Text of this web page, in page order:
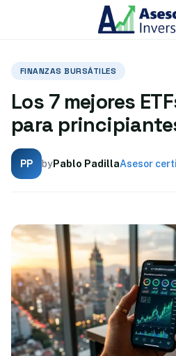
FINANZAS BURSÁTILES
Los 7 mejores
para
byPablo Padilla